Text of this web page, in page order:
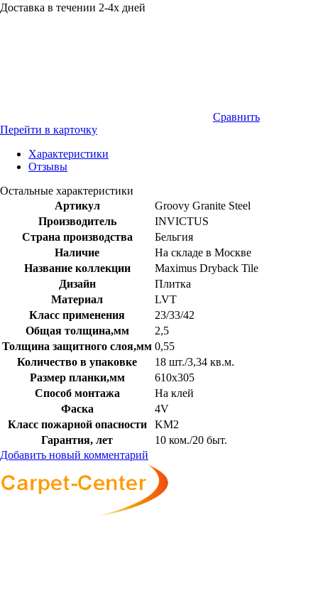
Доставка в течении 2-4х дней
Сравнить
Перейти в карточку
Характеристики
Отзывы
Остальные характеристики
Артикул
Groovy Granite Steel
Производитель
INVICTUS
Страна производства
Бельгия
Наличие
На складе в Москве
Название коллекции
Maximus Dryback Tile
Дизайн
Плитка
Материал
LVT
Класс применения
23/33/42
Общая толщина,мм
2,5
Толщина защитного слоя,мм 0,55
Количество в упаковке
18 шт./3,34 кв.м.
Размер планки,мм
610х305
Способ монтажа
На клей
Фаска
4V
Класс пожарной опасности
KM2
Гарантия, лет
10 ком./20 быт.
Добавить новый комментарий